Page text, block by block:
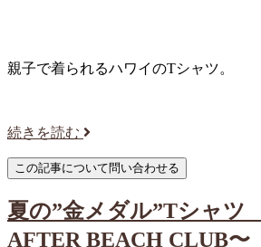
親子で着られるハワイのTシャツ。
続きを読む
夏の”金メダル”Tシャ
AFTER BEACH CLUB〜